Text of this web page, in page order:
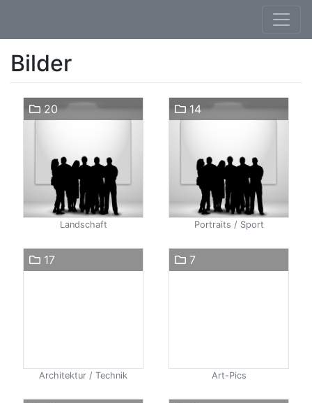
Bilder
20
Landschaft
14
Portraits / Sport
17
Architektur / Technik
7
Art-Pics